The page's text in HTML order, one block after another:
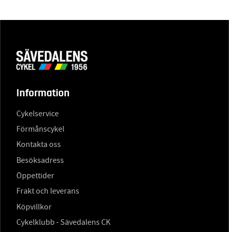
Information
Cykelservice
Förmånscykel
Kontakta oss
Besöksadress
Öppettider
Frakt och leverans
Köpvillkor
Cykelklubb - Sävedalens CK